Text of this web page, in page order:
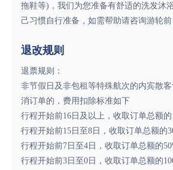
拖鞋等)，我们为您准备有舒适的洗发沐
己习惯自行准备，如需帮助请咨询游轮前
退改规则
退票规则：
非节假日及非包租等特殊航次的内宾散
消订单的，费用扣除标准如下
行程开始前16日及以上，收取订单总额的
行程开始前15日至8日，收取订单总额的
行程开始前7日至4日，收取订单总额的
行程开始前3日至0日，收取订单总额的